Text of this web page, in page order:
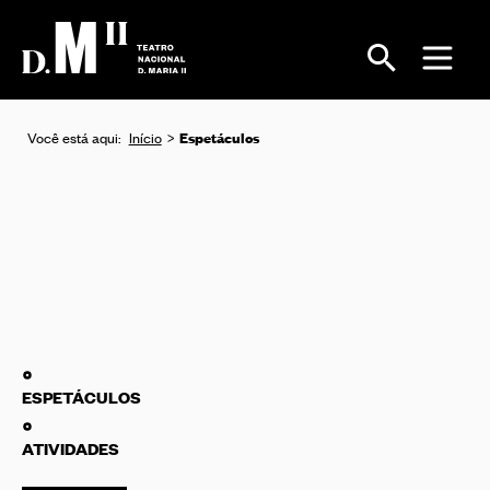
Você está aqui: Início Espetáculos
ESPETÁCULOS
ATIVIDADES